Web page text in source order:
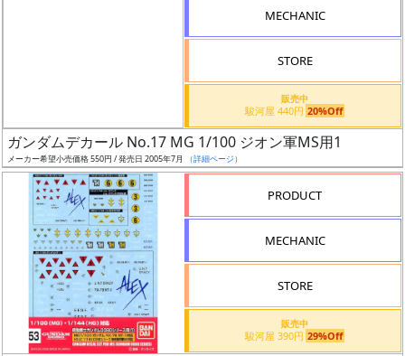
定
予
MECHANIC
STORE
販売中
駿河屋 440円 20%Off
ガンダムデカール No.17 MG 1/100 ジオン軍MS用1
メーカー希望小売価格 550円 / 発売日 2005年7月 （詳細ページ）
PRODUCT
MECHANIC
STORE
販売中
駿河屋 390円 29%Off